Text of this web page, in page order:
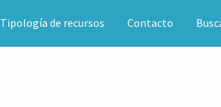
Tipología de recursos Contacto